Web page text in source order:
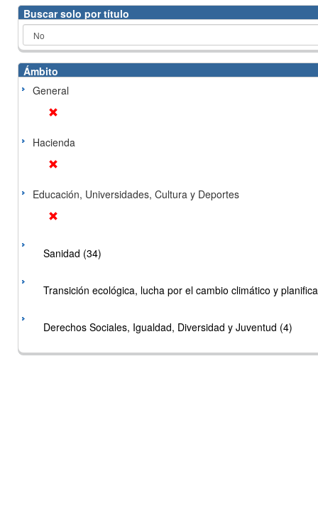
Buscar solo por título
Ámbito
General
Hacienda
Educación, Universidades, Cultura y Deportes
Sanidad (34)
Transición ecológica, lucha por el cambio climático y
Derechos Sociales, Igualdad, Diversidad y Juventud (4)